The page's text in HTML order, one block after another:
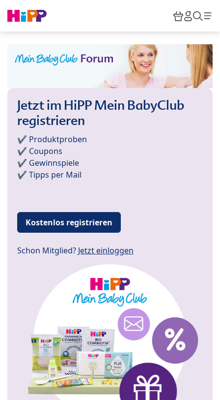
HiPP
Jetzt im HiPP Mein BabyClub
registrieren
✔️ Produktproben
✔️ Coupons
✔️ Gewinnspiele
✔️ Tipps per Mail
Kostenlos registrieren
Schon Mitglied? Jetzt einloggen